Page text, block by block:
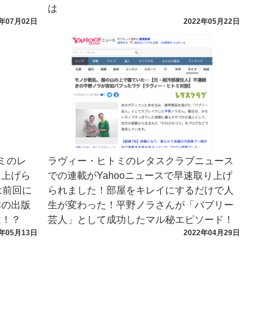
07月02日 2022年05月22日
は
05月13日
のレ
げら
回に
出版
？
2022年04月29日
ラヴィー・ヒトミのレタスクラブニュース
での連載がYahooニュースで早速取り上げ
られました！部屋をキレイにするだけで人
生が変わった！平野ノラさんが「バブリー
芸人」として成功したマル秘エピソード！